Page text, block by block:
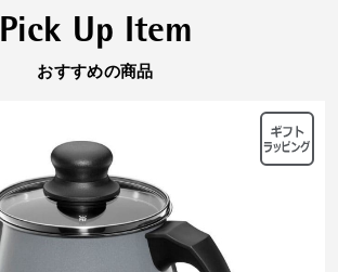
Pick Up Item
おすすめの商品